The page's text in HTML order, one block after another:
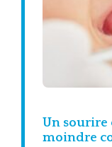
Un sourire
moindre